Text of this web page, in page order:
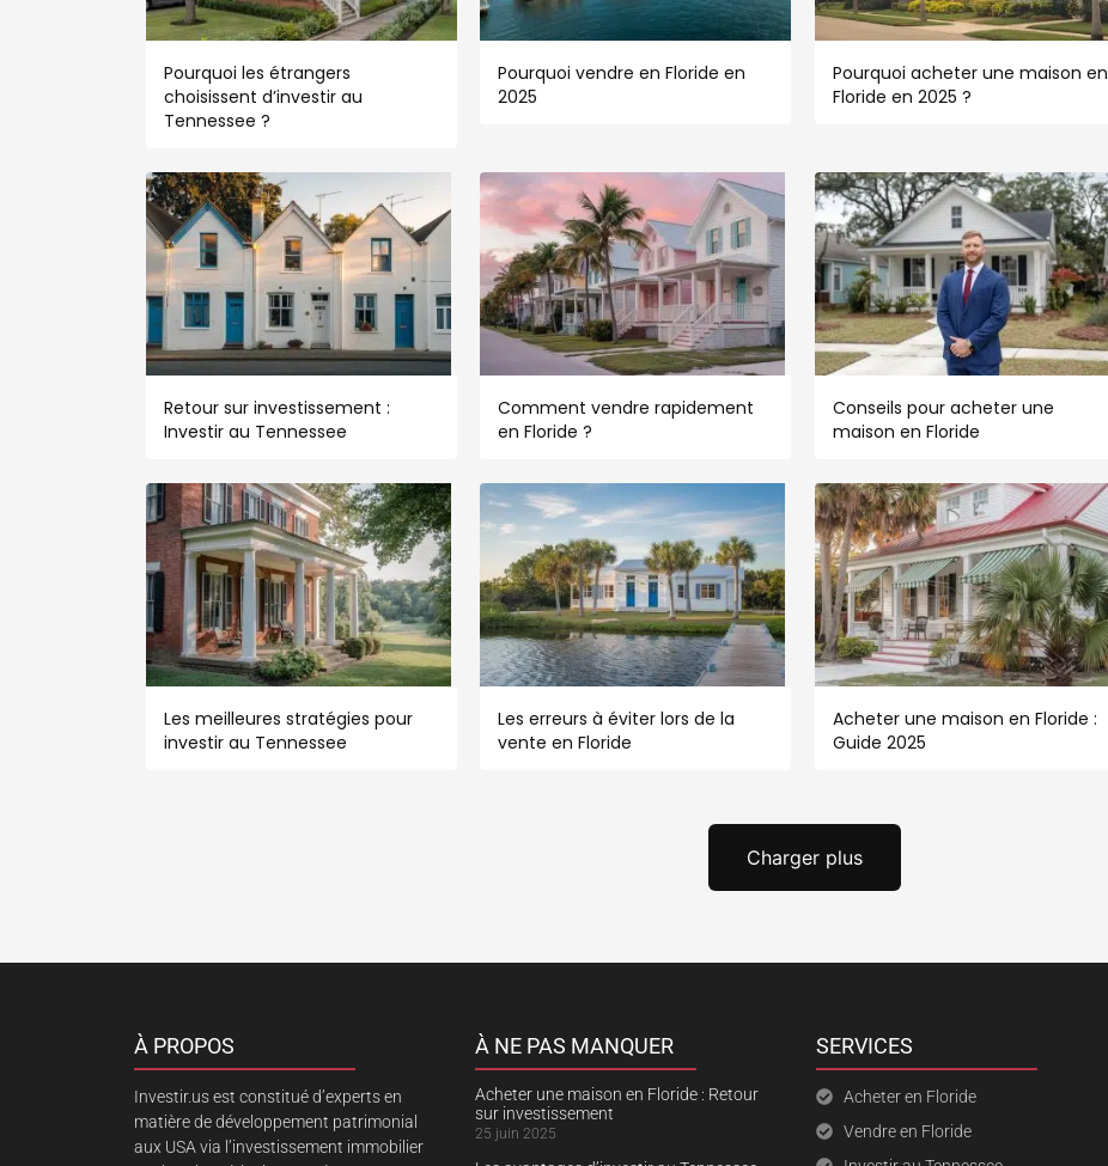
Pourquoi les étrangers
choisissent d’investir au
Tennessee ?
Pourquoi vendre en Floride en
2025
Pourquoi acheter une maison en
Floride en 2025 ?
Retour sur investissement :
Investir au Tennessee
Comment vendre rapidement
en Floride ?
Conseils pour acheter une
maison en Floride
Les meilleures stratégies pour
investir au Tennessee
Les erreurs à éviter lors de la
vente en Floride
Acheter une maison en Floride :
Guide 2025
Charger plus
À PROPOS
Investir.us est constitué d’experts en
matière de développement patrimonial
aux USA via l’investissement immobilier
À NE PAS MANQUER
Acheter une maison en Floride : Retour
sur investissement
25 juin 2025
SERVICES
Acheter en Floride
Vendre en Floride